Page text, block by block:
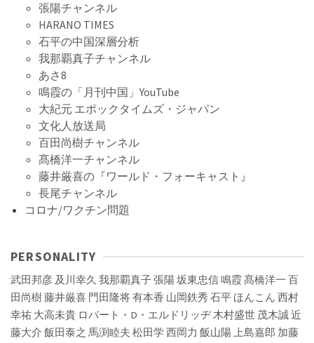
張陽チャンネル
HARANO TIMES
石平の中国深層分析
我那覇真子チャンネル
あさ8
鳴霞の「月刊中国」YouTube
大紀元 エポックタイムズ・ジャパン
文化人放送局
百田尚樹チャンネル
髙橋洋一チャンネル
藤井厳喜の『ワールド・フォーキャスト』
長尾チャンネル
コロナ/ワクチン問題
PERSONALITY
武田邦彦 及川幸久 我那覇真子張陽坂東忠信鳴霞 髙橋洋一 百
田尚樹藤井厳喜 門田隆将有本香 山岡鉄秀 石平 ほんこん 西村
幸祐 大高未貴 ロバート・D・エルドリッヂ木村盛世 茂木誠近
藤大介 飯田泰之 馬渕睦夫 松田学 西岡力 飯山陽上島嘉郎 加藤